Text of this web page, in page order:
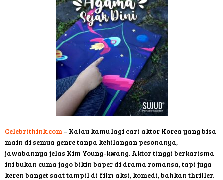
Celebrithink.com – Kalau kamu lagi cari aktor Korea yang bisa
main di semua genre tanpa kehilangan pesonanya,
jawabannya jelas Kim Young-kwang. Aktor tinggi berkarisma
ini bukan cuma jago bikin baper di drama romansa, tapi juga
keren banget saat tampil di film aksi, komedi, bahkan thriller.